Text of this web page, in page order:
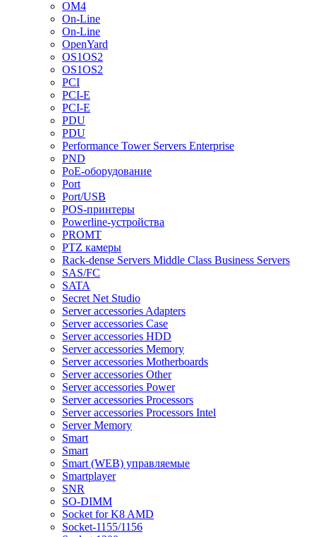
OM4
On-Line
On-Line
OpenYard
OS1OS2
OS1OS2
PCI
PCI-E
PCI-E
PDU
PDU
Performance Tower Servers Enterprise
PND
PoE-оборудование
Port
Port/USB
POS-принтеры
Powerline-устройства
PROMT
PTZ камеры
Rack-dense Servers Middle Class Business Servers
SAS/FC
SATA
Secret Net Studio
Server accessories Adapters
Server accessories Case
Server accessories HDD
Server accessories Memory
Server accessories Motherboards
Server accessories Other
Server accessories Power
Server accessories Processors
Server accessories Processors Intel
Server Memory
Smart
Smart
Smart (WEB) управляемые
Smartplayer
SNR
SO-DIMM
Socket for K8 AMD
Socket-1155/1156